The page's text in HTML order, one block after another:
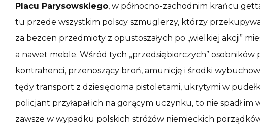
Placu Parysowskiego, w północno-zachodnim krańcu
tu przede wszystkim polscy szmuglerzy, którzy
za bezcen przedmioty z opustoszałych po „wielkiej akcji”
a nawet meble. Wśród tych „przedsiębiorczych” osobników
kontrahenci, przenoszący broń, amunicję i środki
tędy transport z dziesięcioma pistoletami, ukrytymi w
policjant przyłapał ich na gorącym uczynku, to nie spadł im
zawsze w wypadku polskich stróżów niemieckich porządków,